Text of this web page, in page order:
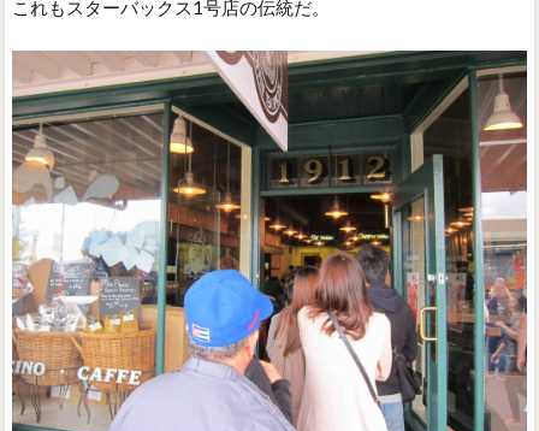
これもスターバックス1号店の伝統だ。